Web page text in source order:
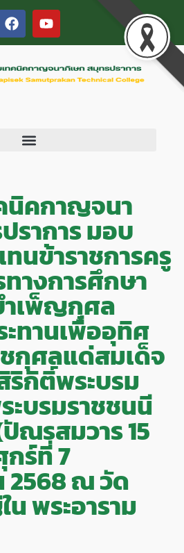
นิคกาญจนา
ราการ มอบ
นข้าราชการครู
างการศึกษา
ำเพ็ญกุศล
ทานเพื่ออุทิศ
กุศลแด่สมเด็จ
ริกิติ์พระบรม
ะบรมราชชนนี
ณรสมวาร 15
ร์ที่ 7
ณ วัด
พระอาราม